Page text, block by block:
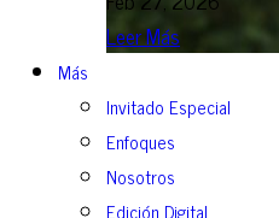
Leer Más
Más
Invitado Especial
Enfoques
Nosotros
Edición Digital